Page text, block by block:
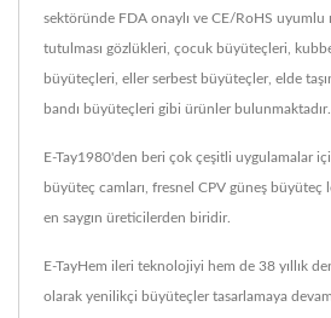
sektöründe FDA onaylı ve CE/RoHS uyumlu
tutulması gözlükleri, çocuk büyüteçleri,
büyüteçleri, eller serbest büyüteçler, elde
bandı büyüteçleri gibi ürünler bulunmaktadır.
E-Tay1980'den beri çok çeşitli uygulamalar
büyüteç camları, fresnel CPV güneş
en saygın üreticilerden biridir.
E-TayHem ileri teknolojiyi hem de 38 yıllık
olarak yenilikçi büyüteçler tasarlamaya